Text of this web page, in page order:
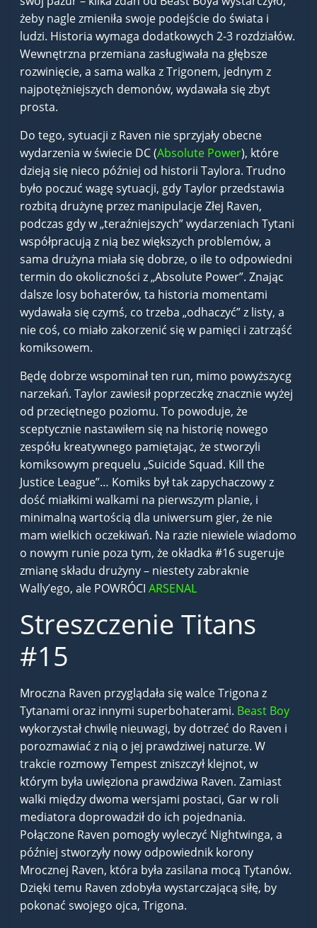
żeby nagle zmieniła swoje podejście do świata i
ludzi. Historia wymaga dodatkowych 2-3 rozdziałów.
Wewnętrzna przemiana zasługiwała na głębsze
rozwinięcie, a sama walka z Trigonem, jednym z
najpotężniejszych demonów, wydawała się zbyt
prosta.
Do tego, sytuacji z Raven nie sprzyjały obecne
wydarzenia w świecie DC (Absolute Power), które
dzieją się nieco później od historii Taylora. Trudno
było poczuć wagę sytuacji, gdy Taylor przedstawia
rozbitą drużynę przez manipulacje Złej Raven,
podczas gdy w „teraźniejszych” wydarzeniach Tytani
współpracują z nią bez większych problemów, a
sama drużyna miała się dobrze, o ile to odpowiedni
termin do okoliczności z „Absolute Power”. Znając
dalsze losy bohaterów, ta historia momentami
wydawała się czymś, co trzeba „odhaczyć” z listy, a
nie coś, co miało zakorzenić się w pamięci i zatrząść
komiksowem.
Będę dobrze wspominał ten run, mimo powyższycg
narzekań. Taylor zawiesił poprzeczkę znacznie wyżej
od przeciętnego poziomu. To powoduje, że
sceptycznie nastawiłem się na historię nowego
zespółu kreatywnego pamiętając, że stworzyli
komiksowym prequelu „Suicide Squad. Kill the
Justice League”… Komiks był tak zapychaczowy z
dość miałkimi walkami na pierwszym planie, i
minimalną wartością dla uniwersum gier, że nie
mam wielkich oczekiwań. Na razie niewiele wiadomo
o nowym runie poza tym, że okładka #16 sugeruje
zmianę składu drużyny – niestety zabraknie
Wally’ego, ale POWRÓCIARSENAL
Streszczenie Titans
#15
Mroczna Raven przyglądała się walce Trigona z
Tytanami oraz innymi superbohaterami. Beast Boy
wykorzystał chwilę nieuwagi, by dotrzeć do Raven i
porozmawiać z nią o jej prawdziwej naturze. W
trakcie rozmowy Tempest zniszczył klejnot, w
którym była uwięziona prawdziwa Raven. Zamiast
walki między dwoma wersjami postaci, Gar w roli
mediatora doprowadził do ich pojednania.
Połączone Raven pomogły wyleczyć Nightwinga, a
później stworzyły nowy odpowiednik korony
Mrocznej Raven, która była zasilana mocą Tytanów.
Dzięki temu Raven zdobyła wystarczającą siłę, by
pokonać swojego ojca, Trigona.